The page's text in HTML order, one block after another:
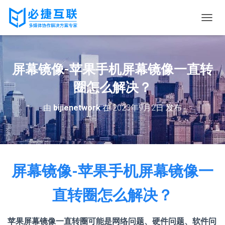
换
屏幕镜像-苹果手机屏幕镜像一直转
圈怎么解决？
由 bijienetwork在2023年9月2日发布
屏幕镜像-苹果手机屏幕镜像一
直转圈怎么解决？
苹果屏幕镜像一直转圈可能是网络问题、硬件问题、软件问